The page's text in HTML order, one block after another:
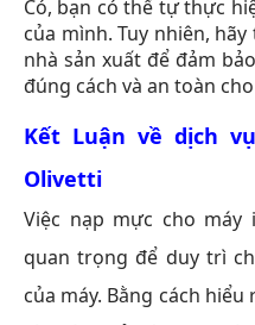
Có, bạn có thể tự thực
của mình. Tuy nhiên,
nhà sản xuất để đảm
đúng cách và an toàn
Kết Luận về dịch
Olivetti
Việc nạp mực cho
quan trọng để duy trì
của máy. Bằng cách